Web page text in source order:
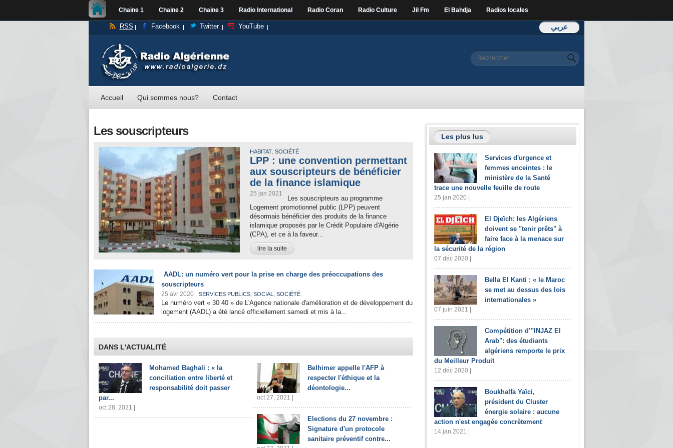
Chaine 1 Chaine 2 Chaine 3 Radio International Radio Coran Radio Culture Jil Fm El Bahdja Radios locales
عربي RSS Facebook Twitter YouTube
Formulaire de
Rechercher
Accueil Qui sommes nous? Contact
Les souscripteurs
HABITAT, SOCIÉTÉ
LPP : une convention permettant
aux souscripteurs de bénéficier
de la finance islamique
25 jan 2021
Les souscripteurs au programme
Logement promotionnel public (LPP) peuvent
désormais bénéficier des produits de la finance
islamique proposés par le Crédit Populaire d'Algérie
(CPA), et ce à la faveur...
lire la suite
AADL: un numéro vert pour la prise en charge des préoccupations des
souscripteurs
25 avr 2020 SERVICES PUBLICS, SOCIAL , SOCIÉTÉ
Le numéro vert « 30 40 » de L'Agence nationale d'amélioration et de développement du
logement (AADL) a été lancé officiellement samedi et mis à la...
DANS L'ACTUALITÉ
Mohamed Baghali : « la
conciliation entre liberté et
responsabilité doit passer
par...
oct 28, 2021 |
Belhimer appelle l'AFP à
respecter l'éthique et la
déontologie...
oct 27, 2021 |
Elections du 27 novembre :
Signature d'un protocole
sanitaire préventif contre...
Les plus lus
Services d'urgence et
femmes enceintes : le
ministère de la Santé
trace une nouvelle feuille de route
25 jan 2020 |
El Djeïch: les Algériens
doivent se "tenir prêts" à
faire face à la menace sur
la sécurité de la région
07 déc 2020 |
Bella El Kanti : « le Maroc
se met au dessus des lois
internationales »
07 juin 2021 |
Compétition d’"INJAZ El
Arab": des étudiants
algériens remporte le prix
du Meilleur Produit
12 déc 2020 |
Boukhalfa Yaïci,
président du Cluster
énergie solaire : aucune
action n'est engagée concrètement
14 jan 2021 |